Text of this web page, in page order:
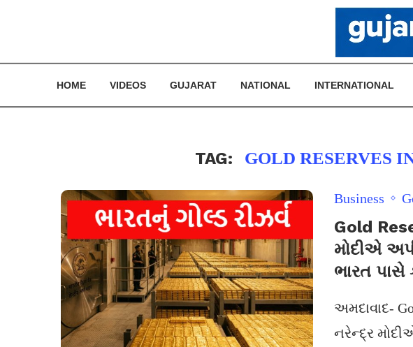
HOME VIDEOS GUJARAT NATIONAL INTERNATIONAL
TAG: GOLD RESERVES
Business
Gold
મોદીએ
ભારત પાસે
અમદાવાદ-
નરેન્દ્ર